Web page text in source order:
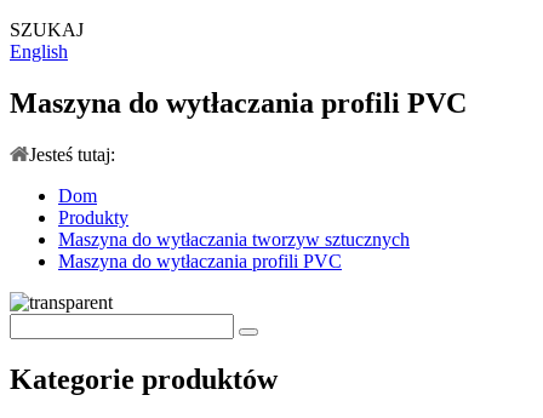
SZUKAJ
English
Maszyna do wytłaczania profili PVC
Jesteś tutaj:
Dom
Produkty
Maszyna do wytłaczania tworzyw sztucznych
Maszyna do wytłaczania profili PVC
Kategorie produktów